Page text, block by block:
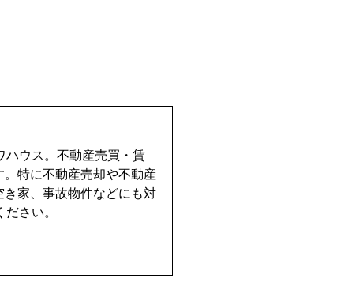
ハウス。不動産売買・賃
特に不動産売却や不動産
家、事故物件などにも対
さい。